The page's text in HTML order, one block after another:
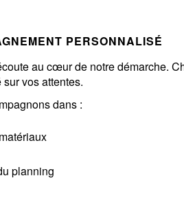
PERSONNALISÉ
au cœur de notre démarche.
vos attentes.
dans :
planning